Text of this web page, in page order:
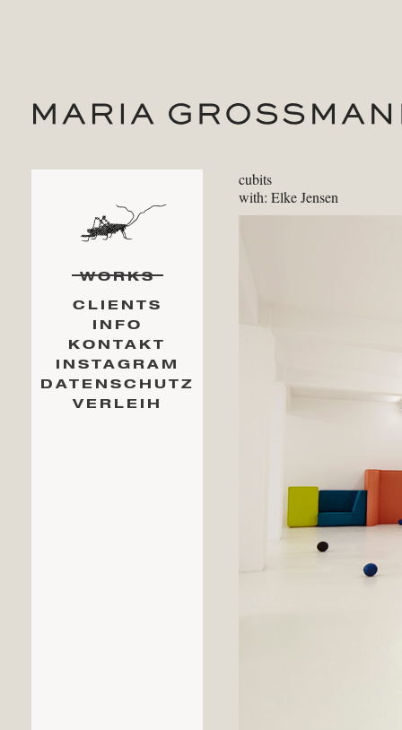
WORKS
CLIENTS
INFO
KONTAKT
INSTAGRAM
DATENSCHUTZ
VERLEIH
cubits
with: Elke Jensen